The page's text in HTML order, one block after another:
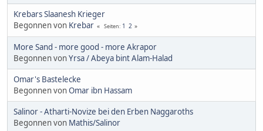
Krebars Slaanesh Krieger
Begonnen von Krebar Seiten 1 2
More Sand - more good - more Akrapor
Begonnen vonYrsa / Abeya bint Alam-Halad
Omar's Bastelecke
Begonnen vonOmar ibn Hassam
Salinor - Atharti-Novize bei den Erben Naggaroths
Begonnen von Mathis/Salinor